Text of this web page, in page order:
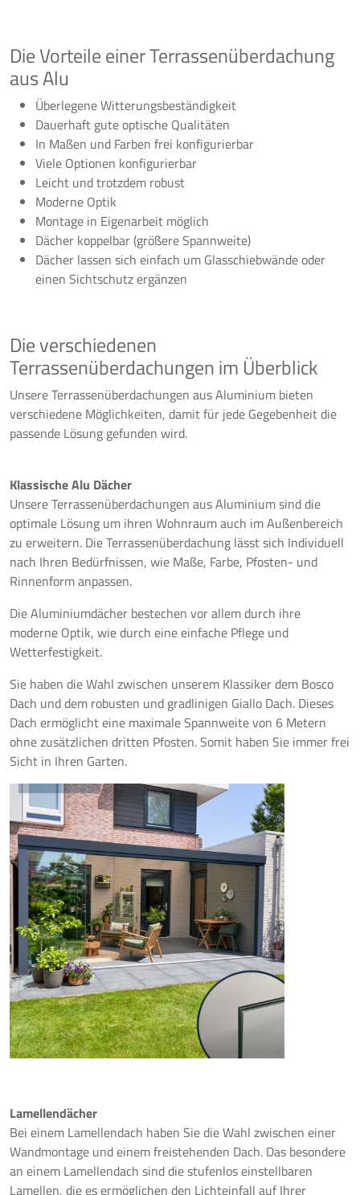
Die Vorteile einer Terrassenüberdachung
aus Alu
Überlegene Witterungsbeständigkeit
Dauerhaft gute optische Qualitäten
In Maßen und Farben frei konfigurierbar
Viele Optionen konfigurierbar
Leicht und trotzdem robust
Moderne Optik
Montage in Eigenarbeit möglich
Dächer koppelbar (größere Spannweite)
Dächer lassen sich einfach um Glasschiebwände oder
einen Sichtschutz ergänzen
Die verschiedenen
Terrassenüberdachungen im Überblick
Unsere Terrassenüberdachungen aus Aluminium bieten
verschiedene Möglichkeiten, damit für jede Gegebenheit die
passende Lösung gefunden wird.
Klassische Alu Dächer
Unsere Terrassenüberdachungen aus Aluminium sind die
optimale Lösung um ihren Wohnraum auch im Außenbereich
zu erweitern. Die Terrassenüberdachung lässt sich Individuell
nach Ihren Bedürfnissen, wie Maße, Farbe, Pfosten- und
Rinnenform anpassen.
Die Aluminiumdächer bestechen vor allem durch ihre
moderne Optik, wie durch eine einfache Pflege und
Wetterfestigkeit.
Sie haben die Wahl zwischen unserem Klassiker dem Bosco
Dach und dem robusten und gradlinigen Giallo Dach. Dieses
Dach ermöglicht eine maximale Spannweite von 6 Metern
ohne zusätzlichen dritten Pfosten. Somit haben Sie immer frei
Sicht in Ihren Garten.
Lamellendächer
Bei einem Lamellendach haben Sie die Wahl zwischen einer
Wandmontage und einem freistehenden Dach. Das besondere
an einem Lamellendach sind die stufenlos einstellbaren
Lamellen, die es ermöglichen den Lichteinfall auf Ihrer